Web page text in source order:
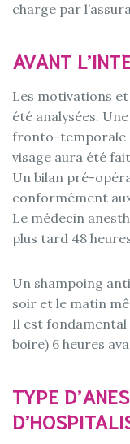
charge par
AVANT
Les motivations
été analysées.
fronto-temporale
visage aura été
Un bilan pré-
conformément
Le médecin
plus tard 48
Un shampoing
soir et le matin
Il est
boire) 6 heures
TYPE